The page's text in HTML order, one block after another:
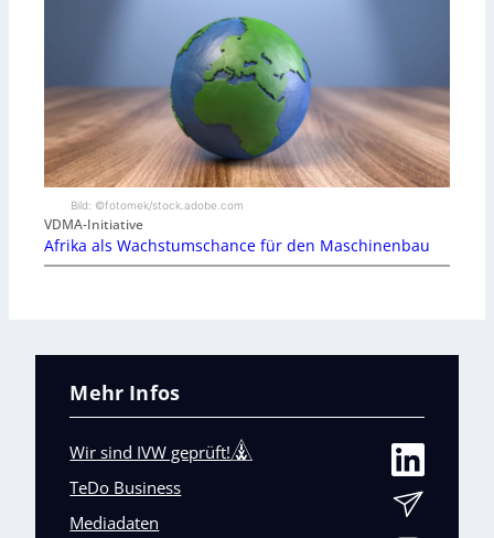
Bild: ©fotomek/stock.adobe.com
VDMA-Initiative
Afrika als Wachstumschance für den Maschinenbau
Mehr Infos
Wir sind IVW geprüft!
TeDo Business
Mediadaten